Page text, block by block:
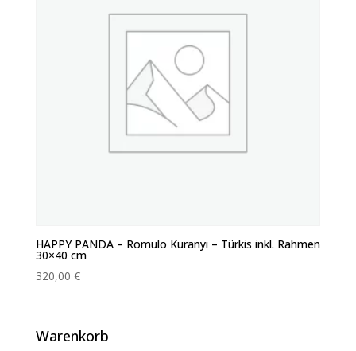
HAPPY PANDA – Romulo Kuranyi – Türkis inkl. Rahmen
30×40 cm
320,00 €
Warenkorb